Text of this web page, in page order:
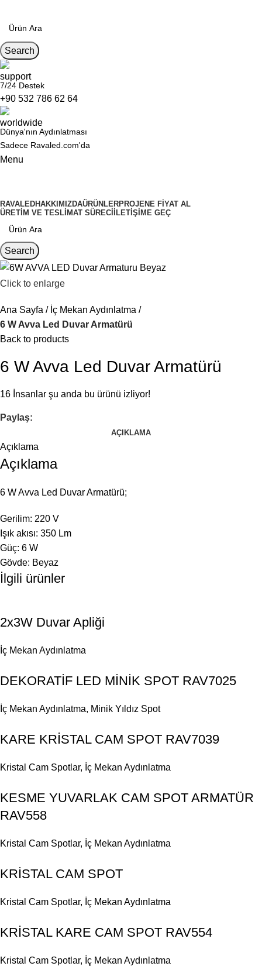
Search
7/24 Destek
+90 532 786 62 64
Dünya'nın Aydınlatması
Sadece Ravaled.com'da
Menu
RAVALEDHAKKIMIZDAÜRÜNLERPROJENE FIYAT AL
ÜRETIM VE TESLIMAT SÜRECI
İLETIŞIME GEÇ
Search
Click to enlarge
Ana Sayfa
İç Mekan Aydınlatma
6 W Avva Led Duvar Armatürü
Back to products
6 W Avva Led Duvar Armatürü
16 İnsanlar şu anda bu ürünü izliyor!
Paylaş:
AÇIKLAMA
Açıklama
Açıklama
6 W Avva Led Duvar Armatürü;
Gerilim: 220 V
Işık akısı: 350 Lm
Güç: 6 W
Gövde: Beyaz
İlgili ürünler
2x3W Duvar Apliği
İç Mekan Aydınlatma
DEKORATİF LED MİNİK SPOT RAV7025
İç Mekan Aydınlatma, Minik Yıldız Spot
KARE KRİSTAL CAM SPOT RAV7039
Kristal Cam Spotlar, İç Mekan Aydınlatma
KESME YUVARLAK CAM SPOT ARMATÜR
RAV558
Kristal Cam Spotlar, İç Mekan Aydınlatma
KRİSTAL CAM SPOT
Kristal Cam Spotlar, İç Mekan Aydınlatma
KRİSTAL KARE CAM SPOT RAV554
Kristal Cam Spotlar, İç Mekan Aydınlatma